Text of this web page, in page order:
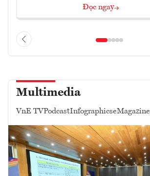
Đọc ngay
Multimedia
VnE TVPodcastInfographicseMagazine